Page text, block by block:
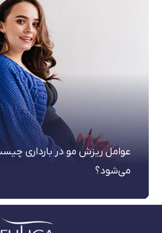
عوامل ریزش مو در بارداری
می‌شود؟